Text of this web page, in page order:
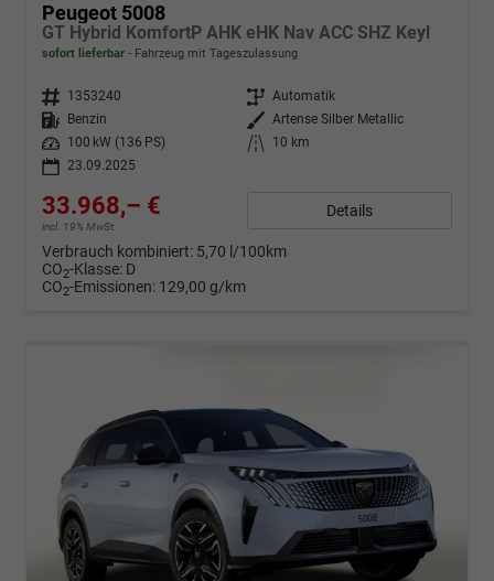
Peugeot 5008
GT Hybrid KomfortP AHK eHK Nav ACC SHZ Keyl
sofort lieferbar Fahrzeug mit Tageszulassung
Fahrzeugnr. 1353240 Getriebe Automatik
Kraftstoff
Benzin Außenfarbe Artense Silber Metallic
Leistung
100 kW (136 PS) Kilometerstand
10 km
23.09.2025
33.968,– €
incl. 19% MwSt.
Details
Verbrauch kombiniert: 5,70 l/100km
CO2-Klasse: D
CO2-Emissionen: 129,00 g/km